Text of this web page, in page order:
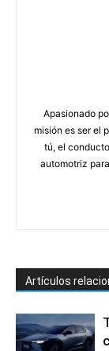
Apasionado
misión es ser el
tú, el
automotriz
Artículos